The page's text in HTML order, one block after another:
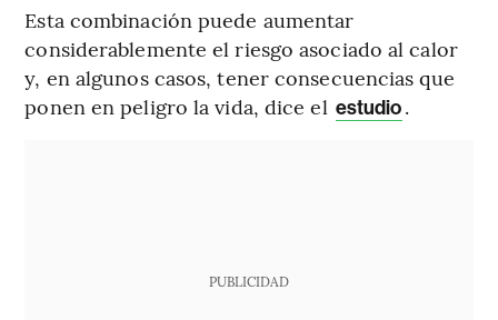
Esta combinación puede aumentar
considerablemente el riesgo asociado al calor
y, en algunos casos, tener consecuencias que
ponen en peligro la vida, dice el estudio.
PUBLICIDAD